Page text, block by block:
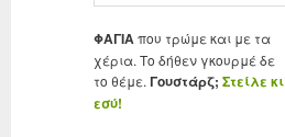
ΦΑΓΙΑπου τρώμε και με τα
χέρια. Το δήθεν γκουρμέ δε
το θέμε. Γουστάρζ; Στείλε κι
εσύ!